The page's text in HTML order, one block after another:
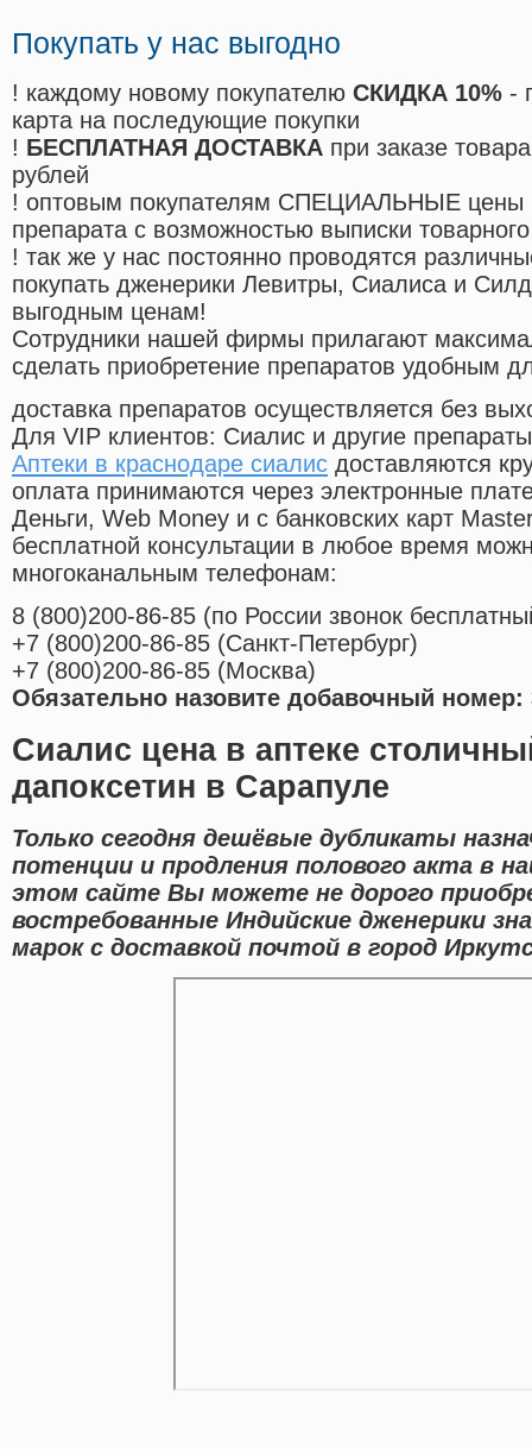
Покупать у нас выгодно
! каждому новому покупателю СКИДКА 10% -
карта на последующие покупки
! БЕСПЛАТНАЯ ДОСТАВКА при заказе
рублей
! оптовым покупателям СПЕЦИАЛЬНЫЕ цены
препарата с возможностью выписки
! так же у нас постоянно проводятся
покупать дженерики Левитры, Сиалиса и
выгодным ценам!
Cотрудники нашей фирмы прилагают
сделать приобретение препаратов удобным
доставка препаратов осуществляется без
Для VIP клиентов: Сиалис и другие
Аптеки в краснодаре сиалис доставляются
оплата принимаются через электронные
Деньги, Web Money и с банковских карт
бесплатной консультации в любое время
многоканальным телефонам:
8 (800)200-86-85 (по России звонок
+7 (800)200-86-85 (Санкт-Петербург)
+7 (800)200-86-85 (Москва)
Обязательно назовите добавочный номер:
Сиалис цена в аптеке
дапоксетин в Сарапуле
Только сегодня дешёвые дубликаты
потенции и продления полового акта в
этом сайте Вы можете не дорого
востребованные Индийские дженерики
марок с доставкой почтой в город